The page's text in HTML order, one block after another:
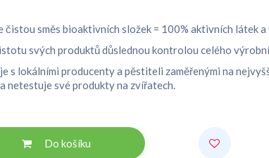
směs bioaktivních složek = 100% aktivních látek
svých produktů důslednou kontrolou celého
s lokálními producenty a pěstiteli zaměřenými na
netestuje své produkty na zvířatech.
Do košíku